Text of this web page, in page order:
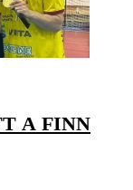
A FINN